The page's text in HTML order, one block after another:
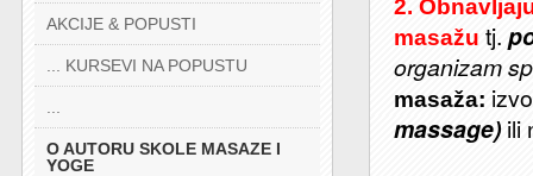
AKCIJE & POPUSTI
... KURSEVI NA POPUSTU
O AUTORU SKOLE MASAZE I
YOGE
2.
masažu tj.
organizam
masaža:
massage)ili